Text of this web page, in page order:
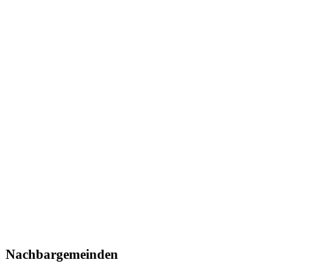
Nachbargemeinden